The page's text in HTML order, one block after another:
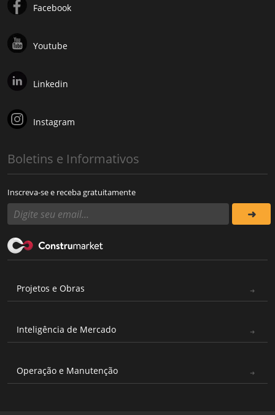
Facebook
Youtube
Linkedin
Instagram
Boletins e Informativos
Inscreva-se e receba gratuitamente
Projetos e Obras
Inteligência de Mercado
Operação e Manutenção